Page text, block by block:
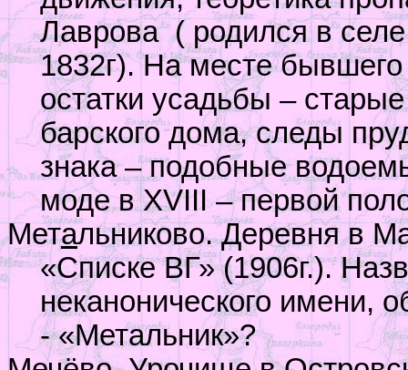
Лаврова ( родился в
1832г). На месте
остатки усадьбы –
барского дома, следы
знака – подобные
моде вXVIII– первой
Метальниково. Деревня в
«Списке ВГ» (1906г.).
неканонического имени,
- «Метальник»?